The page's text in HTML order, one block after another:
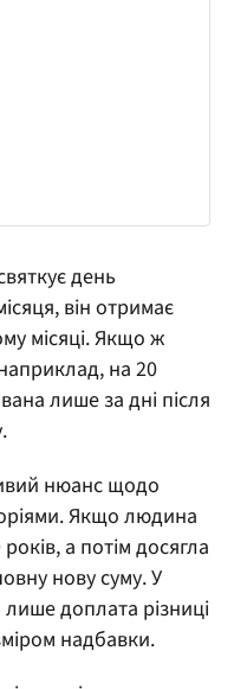
день
він отримає
місяці. Якщо ж
на 20
лише за дні після
нюанс щодо
Якщо людина
а потім досягла
нову суму. У
доплата різниці
надбавки.